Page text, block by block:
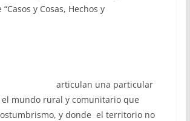
y Cosas, Hechos y
una particular
mundo rural y comunitario que
y donde el territorio no